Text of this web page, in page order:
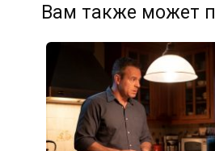
Вам также может